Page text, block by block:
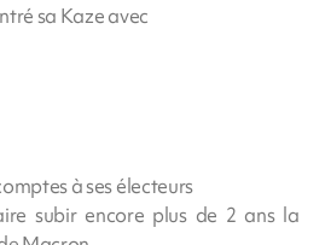
sa Kaze avec
à ses électeurs
subir encore plus de 2 ans la